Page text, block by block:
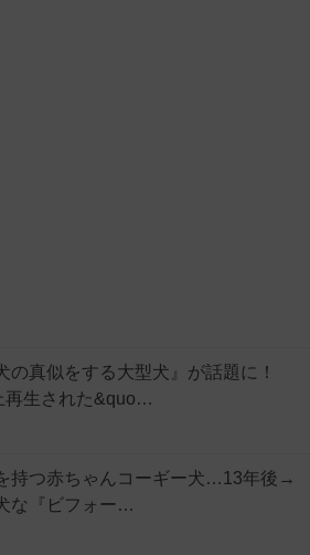
の真似をする大型犬』が話題に！
再生された&quo…
持つ赤ちゃんコーギー犬…13年後→
な『ビフォー…